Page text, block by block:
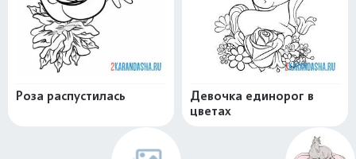
Роза распустилась
Девочка единорог в
цветах